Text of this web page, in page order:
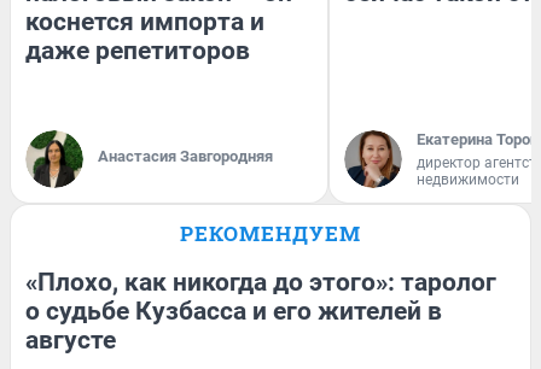
коснется импорта и
даже репетиторов
Анастасия Завгородняя
Екатерина
директор
недвижимости
РЕКОМЕНДУЕМ
«Плохо, как никогда до этого»: таролог
о судьбе Кузбасса и его жителей в
августе